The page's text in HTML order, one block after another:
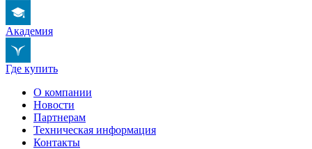
Академия
Где купить
О компании
Новости
Партнерам
Техническая информация
Контакты